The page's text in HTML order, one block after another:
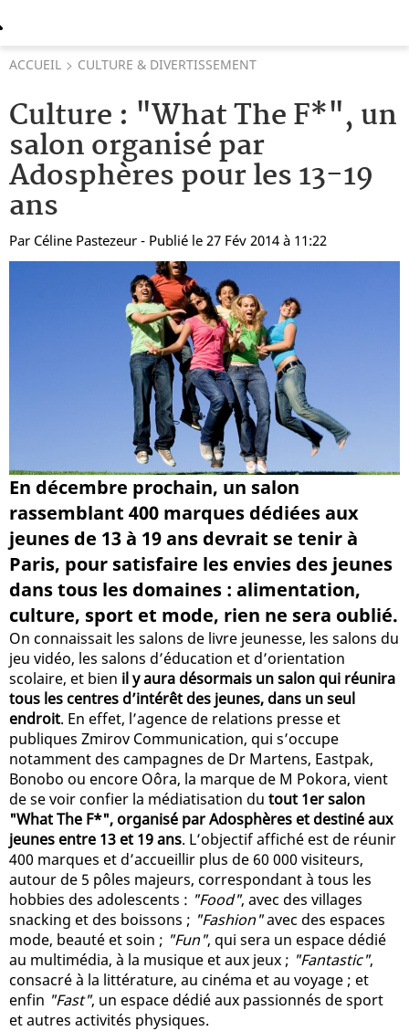
ACCUEIL CULTURE & DIVERTISSEMENT
Culture : "What The F*", un
salon organisé par
Adosphères pour les 13-19
ans
Par Céline Pastezeur - Publié le 27 Fév 2014 à 11:22
En décembre prochain, un salon
rassemblant 400 marques dédiées aux
jeunes de 13 à 19 ans devrait se tenir à
Paris, pour satisfaire les envies des jeunes
dans tous les domaines : alimentation,
culture, sport et mode, rien ne sera oublié.
On connaissait les salons de livre jeunesse, les salons du
jeu vidéo, les salons d’éducation et d’orientation
scolaire, et bien il y aura désormais un salon qui réunira
tous les centres d’intérêt des jeunes, dans un seul
endroit. En effet, l’agence de relations presse et
publiques Zmirov Communication, qui s’occupe
notamment des campagnes de Dr Martens, Eastpak,
Bonobo ou encore Oôra, la marque de M Pokora, vient
de se voir confier la médiatisation du tout 1er salon
"What The F*", organisé par Adosphères et destiné aux
jeunes entre 13 et 19 ans. L’objectif affiché est de réunir
400 marques et d’accueillir plus de 60 000 visiteurs,
autour de 5 pôles majeurs, correspondant à tous les
hobbies des adolescents : "Food", avec des villages
snacking et des boissons ; "Fashion"avec des espaces
mode, beauté et soin ; "Fun", qui sera un espace dédié
au multimédia, à la musique et aux jeux ; "Fantastic",
consacré à la littérature, au cinéma et au voyage ; et
enfin "Fast", un espace dédié aux passionnés de sport
et autres activités physiques.